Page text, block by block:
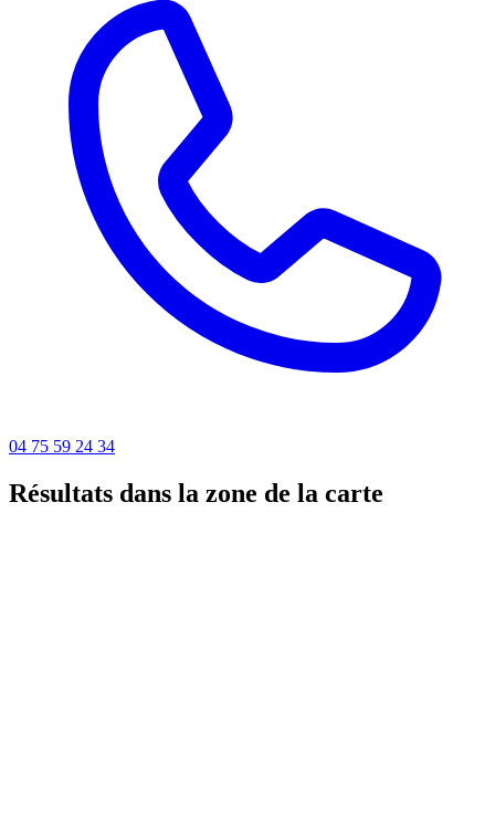
04 75 59 24 34
Résultats dans la zone de la carte